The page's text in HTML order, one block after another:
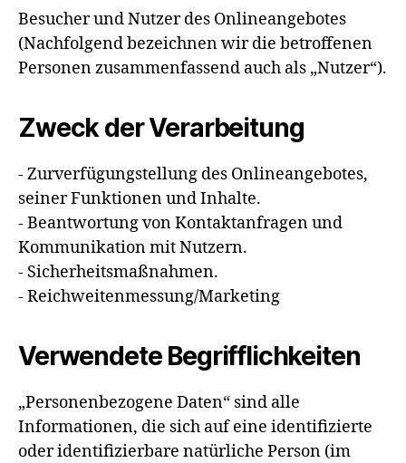
Besucher und Nutzer des Onlineangebotes
(Nachfolgend bezeichnen wir die betroffenen
Personen zusammenfassend auch als „Nutzer“).
Zweck der Verarbeitung
- Zurverfügungstellung des Onlineangebotes,
seiner Funktionen und Inhalte.
- Beantwortung von Kontaktanfragen und
Kommunikation mit Nutzern.
- Sicherheitsmaßnahmen.
- Reichweitenmessung/Marketing
Verwendete Begrifflichkeiten
„Personenbezogene Daten“ sind alle
Informationen, die sich auf eine identifizierte
oder identifizierbare natürliche Person (im